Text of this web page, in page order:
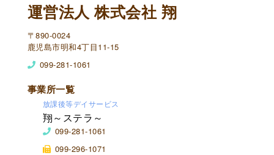
運営法人 株式会社 翔
〒890-0024
鹿児島市明和4丁目11-15
099-281-1061
事業所一覧
放課後等デイサービス
翔～ステラ～
099-281-1061
099-296-1071